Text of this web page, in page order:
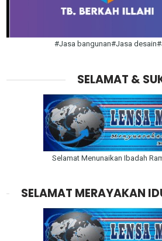
#Jasa bangunan#Jasa
SELAMAT &
Selamat Menunaikan Ibadah
SELAMAT MERAYAKAN